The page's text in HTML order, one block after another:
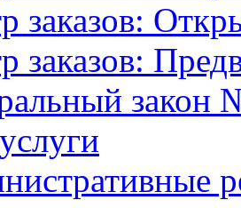
заказов:
заказов:
закон